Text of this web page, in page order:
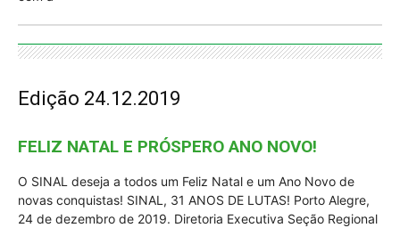
Edição 24.12.2019
FELIZ NATAL E PRÓSPERO ANO NOVO!
O SINAL deseja a todos um Feliz Natal e um Ano Novo de
novas conquistas! SINAL, 31 ANOS DE LUTAS! Porto Alegre,
24 de dezembro de 2019. Diretoria Executiva Seção Regional